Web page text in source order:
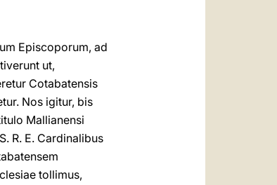
Episcoporum, ad
ut,
Cotabatensis
Nos igitur, bis
Mallianensi
R. E. Cardinalibus
tollimus,